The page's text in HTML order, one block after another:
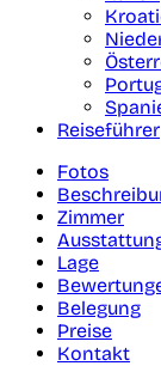
Reiseführer
Fotos
Zimmer
Lage
Belegung
Preise
Kontakt